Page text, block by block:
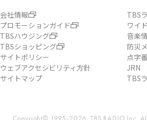
会社情報
プロモーションガイド
TBSハウジング
TBSショッピング
サイトポリシー
ウェブアクセシビリティ方針
サイトマップ
TBS
ワイ
音楽
防災
点字
JRN
TBS
Copyright© 1995-2026, TBS RADIO,Inc.